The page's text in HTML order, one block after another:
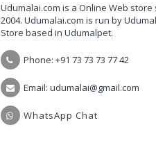
Udumalai.com is a Online Web store
2004. Udumalai.com is run by
Store based in Udumalpet.
Phone: +91 73 73 73 77 42
Email: udumalai@gmail.com
WhatsApp Chat